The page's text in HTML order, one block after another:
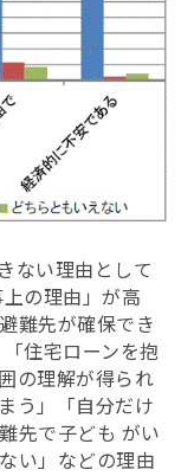
ない理由として
の理由」が高
難先が確保でき
住宅ローンを抱
の理解が得られ
う」「自分だけ
先で子ども がい
い」などの理由